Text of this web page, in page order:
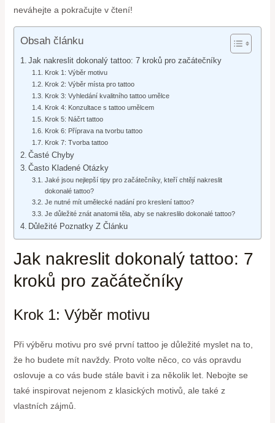
neváhejte a pokračujte v čtení!
Obsah článku
Jak nakreslit dokonalý tattoo: 7 kroků pro začátečníky
Krok 1: Výběr motivu
Krok 2: Výběr místa pro tattoo
Krok 3: Vyhledání kvalitního tattoo umělce
Krok 4: Konzultace s tattoo umělcem
Krok 5: Náčrt tattoo
Krok 6: Příprava na tvorbu tattoo
Krok 7: Tvorba tattoo
Časté Chyby
Často Kladené Otázky
Jaké jsou nejlepší tipy pro začátečníky, kteří chtějí nakreslit
dokonalé tattoo?
Je nutné mít umělecké nadání pro kreslení tattoo?
Je důležité znát anatomii těla, aby se nakreslilo dokonalé tattoo?
Důležité Poznatky Z Článku
Jak nakreslit dokonalý tattoo: 7
kroků pro začátečníky
Krok 1: Výběr motivu
Při výběru motivu pro své první tattoo je důležité myslet na to,
že ho budete mít navždy. Proto volte něco, co vás opravdu
oslovuje a co vás bude stále bavit i za několik let. Nebojte se
také inspirovat nejenom z klasických motivů, ale také z
vlastních zájmů.